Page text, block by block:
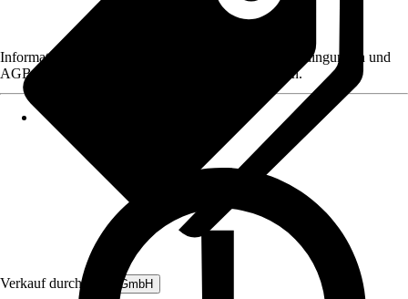
Verkauf durch: B&L GmbH
Informationen des Verkäufers, wie z. B. Rückgabebedingungen und
AGB, finden Sie bei Klick auf den Verkäufernamen.